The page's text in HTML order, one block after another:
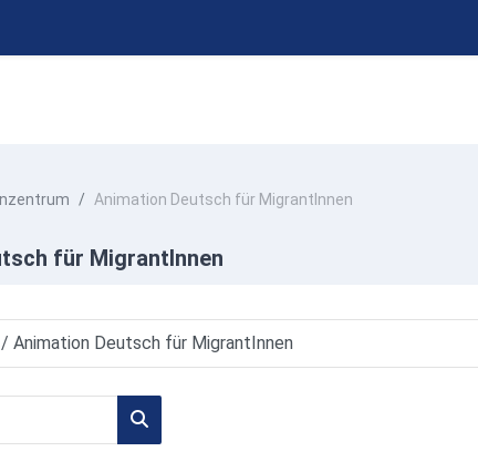
Animation Deutsch für MigrantInnen
für MigrantInnen
Search courses